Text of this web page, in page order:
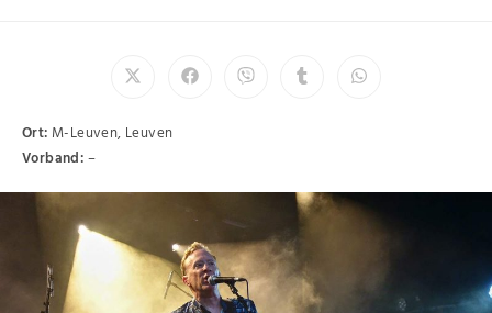
Ort: M-Leuven, Leuven
Vorband:–